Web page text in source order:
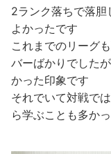
2ランク落ちで落
よかったです
これまでのリーグ
バーばかりでした
かった印象です
それでいて対戦で
ら学ぶことも多か